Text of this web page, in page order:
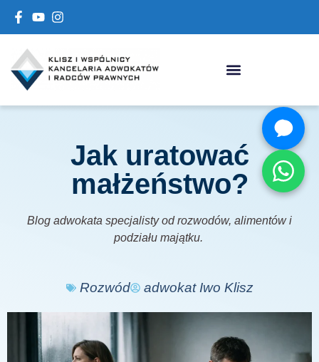
Jak uratować
małżeństwo?
Blog adwokata specjalisty od rozwodów, alimentów i
podziału majątku.
Rozwód adwokat Iwo Klisz